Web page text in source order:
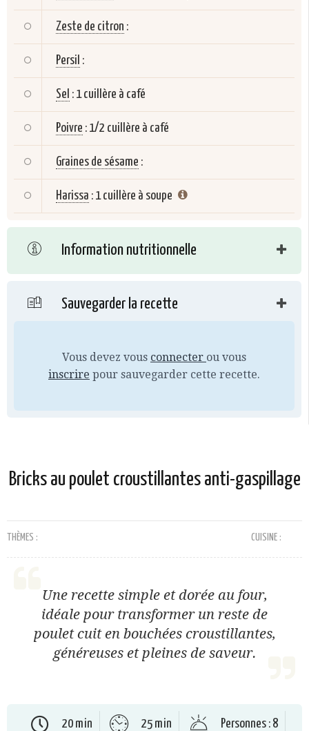
Zeste de citron :
Persil :
Sel : 1 cuillère à café
Poivre : 1/2 cuillère à café
Graines de sésame :
Harissa : 1 cuillère à soupe
Information nutritionnelle
Sauvegarder la recette
Vous devez vous connecter ou vous
inscrire pour sauvegarder cette recette.
Bricks au poulet croustillantes anti-gaspillage
THÈMES : CUISINE :
Une recette simple et dorée au four,
idéale pour transformer un reste de
poulet cuit en bouchées croustillantes,
généreuses et pleines de saveur.
20 min 25 min
Personnes : 8